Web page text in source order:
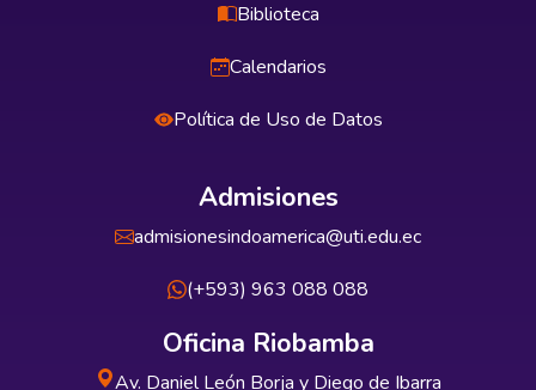
Biblioteca
Calendarios
Política de Uso de Datos
Admisiones
admisionesindoamerica@uti.edu.ec
(+593) 963 088 088
Oficina Riobamba
Av. Daniel León Borja y Diego de Ibarra